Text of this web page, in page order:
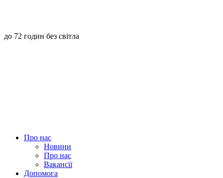
до 72 годин без світла
Про нас
Новини
Про нас
Вакансії
Допомога